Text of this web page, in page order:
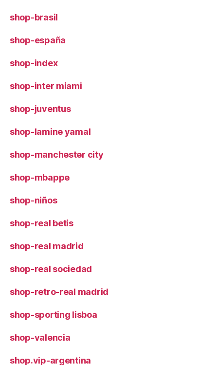
shop-brasil
shop-españa
shop-index
shop-inter miami
shop-juventus
shop-lamine yamal
shop-manchester city
shop-mbappe
shop-niños
shop-real betis
shop-real madrid
shop-real sociedad
shop-retro-real madrid
shop-sporting lisboa
shop-valencia
shop.vip-argentina